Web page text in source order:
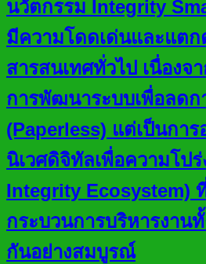
นวัตกรรม Integrity
มีความโดดเด่นและแตก
สารสนเทศทั่วไป เนื่องจ
การพัฒนาระบบเพื่อลดก
(Paperless) แต่เป็นกา
นิเวศดิจิทัลเพื่อความโป
Integrity Ecosystem)
กระบวนการบริหารงาน
กันอย่างสมบูรณ์